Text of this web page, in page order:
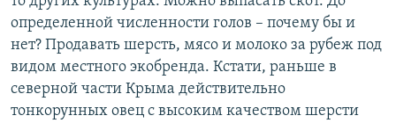
определенной численности голов – почему бы и
нет? Продавать шерсть, мясо и молоко за рубеж под
видом местного экобренда. Кстати, раньше в
северной части Крыма действительно
тонкорунных овец с высоким качеством шерсти